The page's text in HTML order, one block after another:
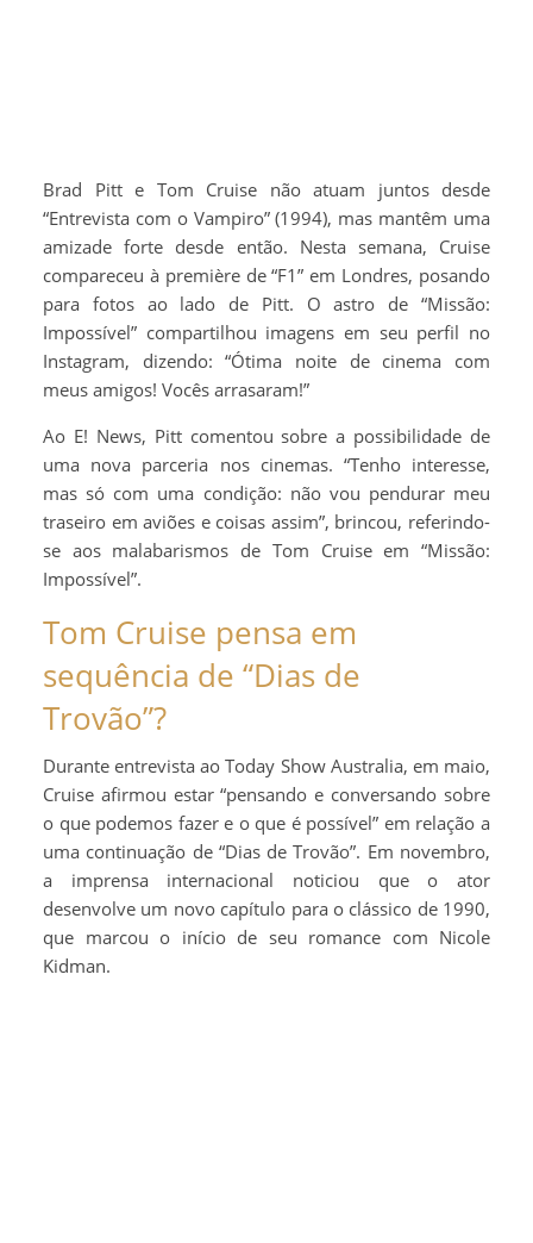
Brad Pitt e Tom Cruise não atuam juntos desde
“Entrevista com o Vampiro” (1994), mas mantêm uma
amizade forte desde então. Nesta semana, Cruise
compareceu à première de “F1” em Londres, posando
para fotos ao lado de Pitt. O astro de “Missão:
Impossível” compartilhou imagens em seu perfil no
Instagram, dizendo: “Ótima noite de cinema com
meus amigos! Vocês arrasaram!”
Ao E! News, Pitt comentou sobre a possibilidade de
uma nova parceria nos cinemas. “Tenho interesse,
mas só com uma condição: não vou pendurar meu
traseiro em aviões e coisas assim”, brincou, referindo-
se aos malabarismos de Tom Cruise em “Missão:
Impossível”.
Tom Cruise pensa em
sequência de “Dias de
Trovão”?
Durante entrevista ao Today Show Australia, em maio,
Cruise afirmou estar “pensando e conversando sobre
o que podemos fazer e o que é possível” em relação a
uma continuação de “Dias de Trovão”. Em novembro,
a imprensa internacional noticiou que o ator
desenvolve um novo capítulo para o clássico de 1990,
que marcou o início de seu romance com Nicole
Kidman.